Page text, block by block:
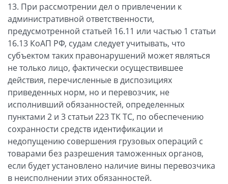
13. При рассмотрении дел о привлечении к
административной ответственности,
предусмотренной статьей 16.11 или частью 1 статьи
16.13 КоАП РФ, судам следует учитывать, что
субъектом таких правонарушений может являться
не только лицо, фактически осуществившее
действия, перечисленные в диспозициях
приведенных норм, но и перевозчик, не
исполнивший обязанностей, определенных
пунктами 2 и 3 статьи 223 ТК ТС, по обеспечению
сохранности средств идентификации и
недопущению совершения грузовых операций с
товарами без разрешения таможенных органов,
если будет установлено наличие вины перевозчика
в неисполнении этих обязанностей.